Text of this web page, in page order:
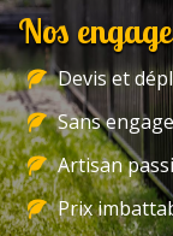
Nos
Devis et
Sans
Artisan
Prix